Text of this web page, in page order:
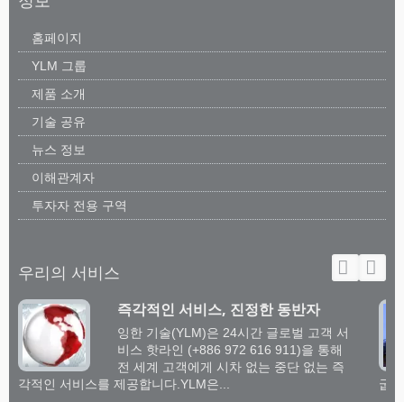
홈페이지
YLM 그룹
제품 소개
기술 공유
뉴스 정보
이해관계자
투자자 전용 구역
우리의 서비스
즉각적인 서비스, 진정한 동반자
잉한 기술(YLM)은 24시간 글로벌 고객 서
비스 핫라인 (+886 972 616 911)을 통해
전 세계 고객에게 시차 없는 중단 없는 즉
각적인 서비스를 제공합니다.YLM은...
굽